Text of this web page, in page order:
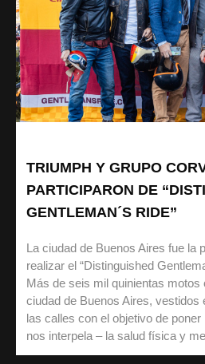
TRIUMPH Y GRUPO
PARTICIPARON DE
GENTLEMAN´S RIDE”
La ciudad de Buenos Aires fue la
realizar el “Distinguished
Más de seis mil quinientas
ciudad de Buenos Aires, vestidos
las calles con el objetivo de
nos interpela – la salud física y